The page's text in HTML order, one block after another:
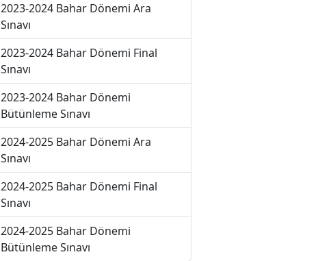
2023-2024 Bahar Dönemi Ara
Sınavı
2023-2024 Bahar Dönemi Final
Sınavı
2023-2024 Bahar Dönemi
Bütünleme Sınavı
2024-2025 Bahar Dönemi Ara
Sınavı
2024-2025 Bahar Dönemi Final
Sınavı
2024-2025 Bahar Dönemi
Bütünleme Sınavı